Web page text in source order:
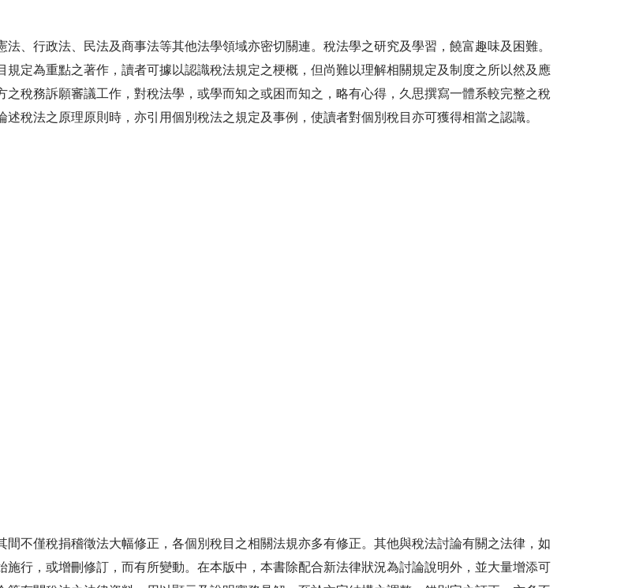
行政法、民法及商事法等其他法學領域亦密切關連。稅法學之研究及學習，饒富趣味及困難。
定為重點之著作，讀者可據以認識稅法規定之梗概，但尚難以理解相關規定及制度之所以然及應
稅務訴願審議工作，對稅法學，或學而知之或困而知之，略有心得，久思撰寫一體系較完整之稅
稅法之原理原則時，亦引用個別稅法之規定及事例，使讀者對個別稅目亦可獲得相當之認識。
僅稅捐稽徵法大幅修正，各個別稅目之相關法規亦多有修正。其他與稅法討論有關之法律，如
行，或增刪修訂，而有所變動。在本版中，本書除配合新法律狀況為討論說明外，並大量增添可